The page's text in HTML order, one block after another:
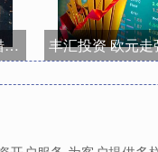
秒配网 新手炒股最常见的5大错觉，害惨了无数人